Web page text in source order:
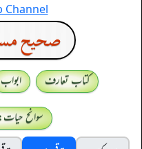
Channel
صحيح
کتاب تعارف ابواب
سوانح